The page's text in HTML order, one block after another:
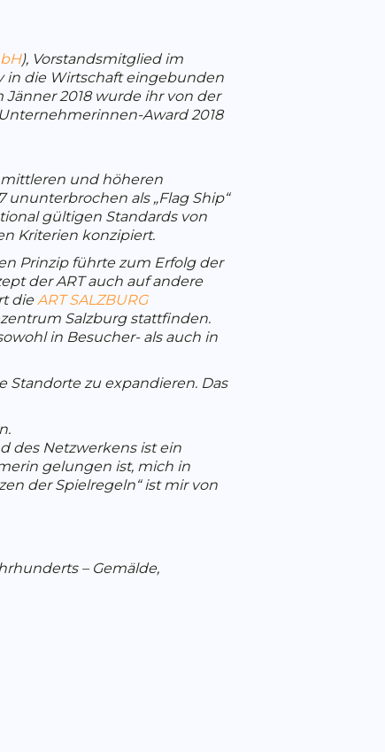
), Vorstandsmitglied im
in die Wirtschaft eingebunden
2018 wurde ihr von der
Award 2018
und höheren
als „Flag Ship“
gültigen Standards von
Kriterien konzipiert.
Prinzip führte zum Erfolg der
der ART auch auf andere
die ART SALZBURG
Salzburg stattfinden.
in Besucher- als auch in
Standorte zu expandieren. Das
des Netzwerkens ist ein
gelungen ist, mich in
der Spielregeln“ ist mir von
– Gemälde,